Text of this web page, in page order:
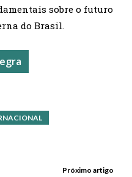
sobre o futuro
do Brasil.
Próximo artigo